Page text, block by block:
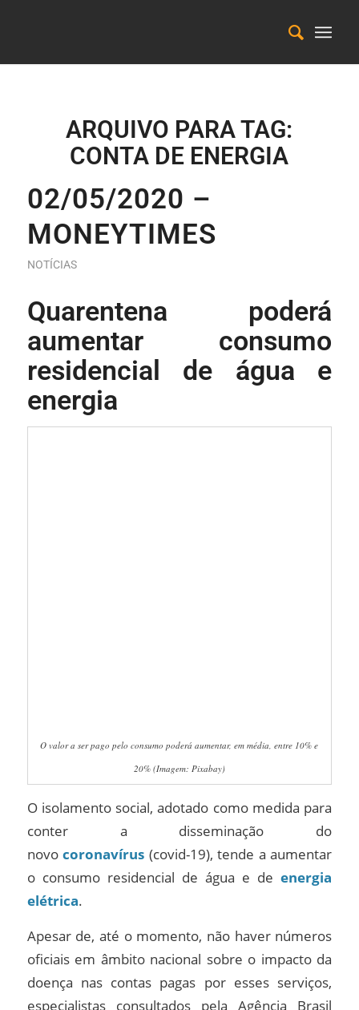
ARQUIVO PARA TAG:
CONTA DE ENERGIA
02/05/2020 –
MONEYTIMES
NOTÍCIAS
Quarentena poderá
aumentar consumo
residencial de água e
energia
O valor a ser pago pelo consumo poderá aumentar, em média, entre 10% e
20% (Imagem: Pixabay)
O isolamento social, adotado como medida para
conter a disseminação do
novocoronavírus (covid-19), tende a aumentar
o consumo residencial de água e deenergia
elétrica.
Apesar de, até o momento, não haver números
oficiais em âmbito nacional sobre o impacto da
doença nas contas pagas por esses serviços,
especialistas consultados pela Agência Brasil